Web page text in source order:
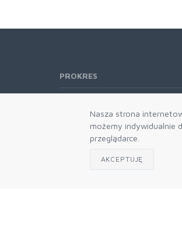
Nasza strona
możemy indywidualnie
przeglądarce.
AKCEPTUJĘ
PROKRES
61 866-92-98
666-021-660
Dział handlowy email: